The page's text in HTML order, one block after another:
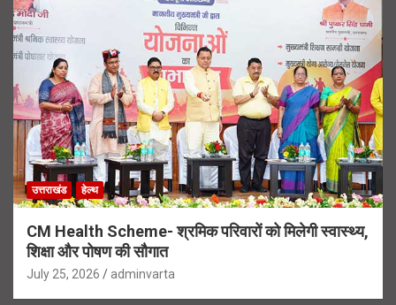
उत्तराखंड हेल्थ
CM Health Scheme- श्रमिक परिवारों को मिलेगी स्वास्थ्य,
शिक्षा और पोषण की सौगात
July 25, 2026 adminvarta